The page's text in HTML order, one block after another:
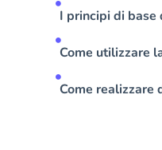
I principi di base
Come utilizzare
Come realizzare